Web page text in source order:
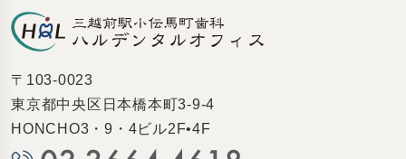
〒103-0023
東京都中央区日本橋本町3-9-4
HONCHO3・9・4ビル2F•4F